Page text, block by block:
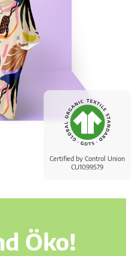
Certified by Control Union
CU1099579
Öko!